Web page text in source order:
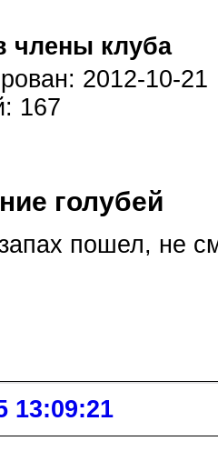
члены клуба
2012-10-21
167
голубей
пошел, не
13:09:21